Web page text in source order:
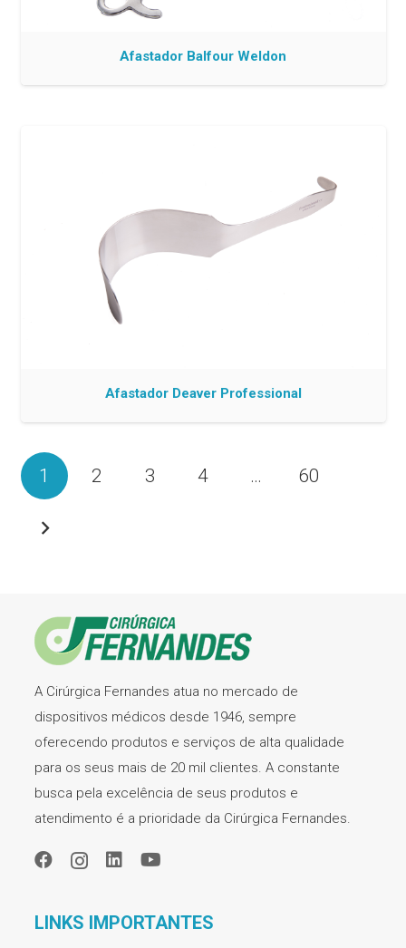
Afastador Balfour Weldon
Afastador Deaver Professional
1 2 3 4 … 60
A Cirúrgica Fernandes atua no mercado de
dispositivos médicos desde 1946, sempre
oferecendo produtos e serviços de alta qualidade
para os seus mais de 20 mil clientes. A constante
busca pela excelência de seus produtos e
atendimento é a prioridade da Cirúrgica Fernandes.
LINKS IMPORTANTES